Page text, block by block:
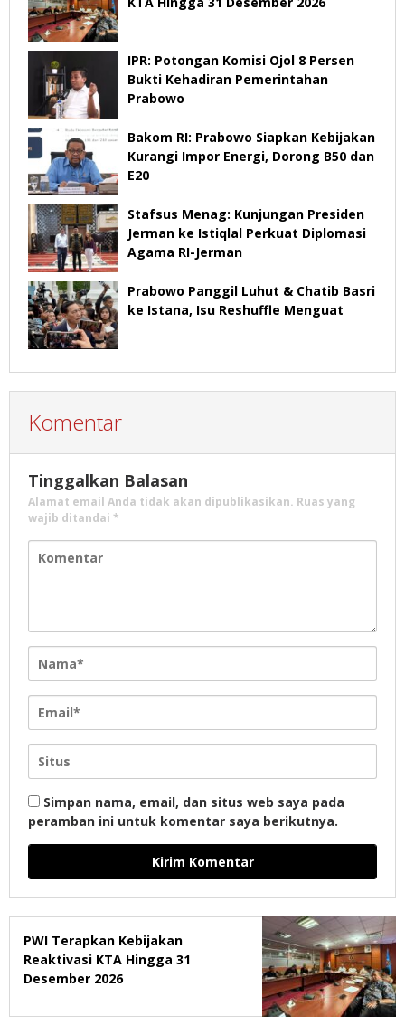
IPR: Potongan Komisi Ojol 8 Persen
Bukti Kehadiran Pemerintahan
Prabowo
Bakom RI: Prabowo Siapkan Kebijakan
Kurangi Impor Energi, Dorong B50 dan
E20
Stafsus Menag: Kunjungan Presiden
Jerman ke Istiqlal Perkuat Diplomasi
Agama RI-Jerman
Prabowo Panggil Luhut & Chatib Basri
ke Istana, Isu Reshuffle Menguat
Komentar
Tinggalkan Balasan
Alamat email Anda tidak akan dipublikasikan. Ruas yang
wajib ditandai *
Simpan nama, email, dan situs web saya pada
peramban ini untuk komentar saya berikutnya.
PWI Terapkan Kebijakan
Reaktivasi KTA Hingga 31
Desember 2026